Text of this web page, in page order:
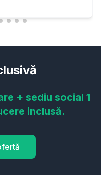
+ sediu social 1
inclusă.